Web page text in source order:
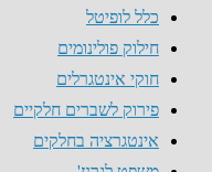
כלל לופיטל
חילוק פולינומים
חוקי אינטגרלים
פירוק לשברים חלקיים
אינטגרציה בחלקים